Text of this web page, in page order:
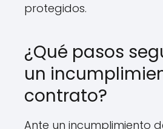
protegidos.
¿Qué pasos
un
contrato?
Ante un incumplimiento